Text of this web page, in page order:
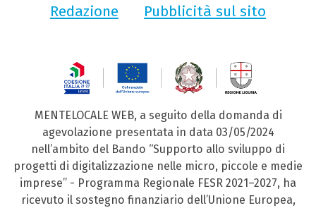
Redazione
Pubblicità sul sito
MENTELOCALE WEB, a seguito della domanda di
agevolazione presentata in data 03/05/2024
nell’ambito del Bando “Supporto allo sviluppo di
progetti di digitalizzazione nelle micro, piccole e medie
imprese” - Programma Regionale FESR 2021–2027, ha
ricevuto il sostegno finanziario dell’Unione Europea,